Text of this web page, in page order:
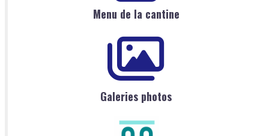
Menu de la cantine
Galeries photos